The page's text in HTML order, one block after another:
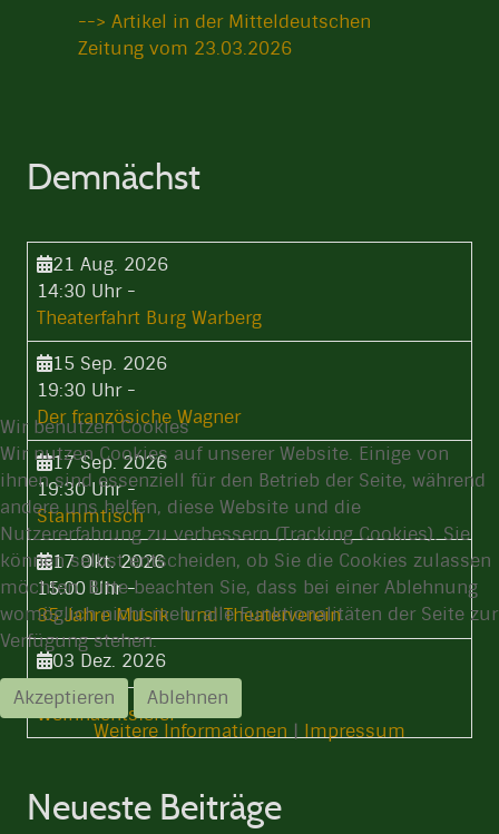
--> Artikel in der Mitteldeutschen
Zeitung vom 23.03.2026
Demnächst
21 Aug. 2026
14:30 Uhr-
Theaterfahrt Burg Warberg
15 Sep. 2026
19:30 Uhr-
Der französiche Wagner
17 Sep. 2026
19:30 Uhr-
Stammtisch
17 Okt. 2026
15:00 Uhr-
35 Jahre Musik- und Theaterverein
03 Dez. 2026
18:00 Uhr
-
Weihnachtsfeier
Neueste Beiträge
Wir benutzen Cookies
Wir nutzen Cookies auf unserer Website. Einige von
ihnen sind essenziell für den Betrieb der Seite, während
andere uns helfen, diese Website und die
Nutzererfahrung zu verbessern (Tracking Cookies). Sie
können selbst entscheiden, ob Sie die Cookies zulassen
möchten. Bitte beachten Sie, dass bei einer Ablehnung
womöglich nicht mehr alle Funktionalitäten der Seite zur
Verfügung stehen.
Akzeptieren
Ablehnen
Weitere Informationen | Impressum